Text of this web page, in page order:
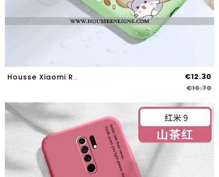
Housse Xiaomi Redmi 9 Personnalité Créatif Vert Rouge Délavé En Daim Petit Téléphone Portable Verte €12.30
€16.70